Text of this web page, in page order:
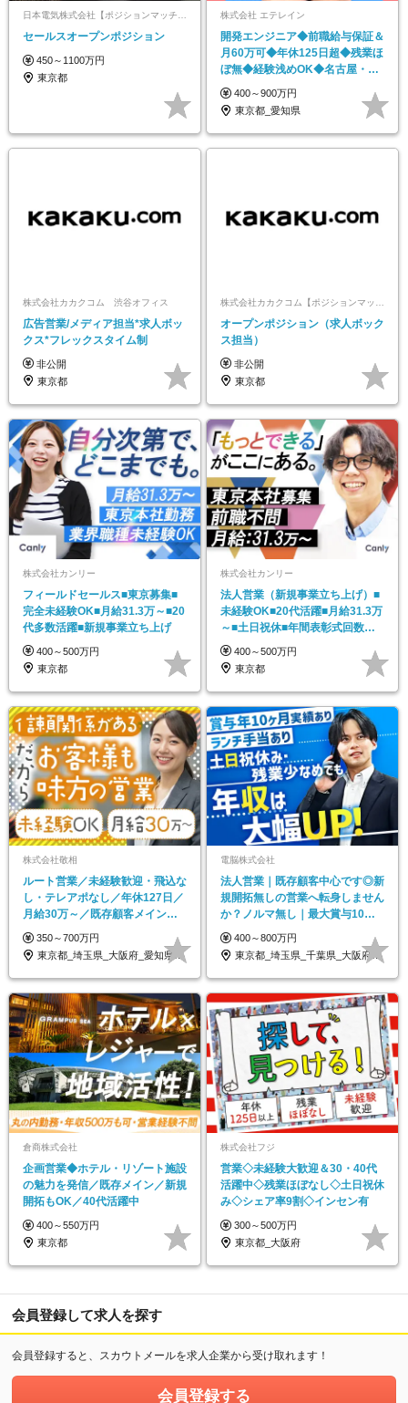
セールスオープンポジション
450～1100万円
東京都
株式会社 エテレイン
開発エンジニア◆前職給与保証＆
月60万可◆年休125日超◆残業ほ
ぼ無◆経験浅めOK◆名古屋・東
京勤務
400～900万円
東京都_愛知県
株式会社カカクコム 渋谷オフィス
広告営業/メディア担当*求人ボッ
クス*フレックスタイム制
非公開
東京都
オープンポジション（求人ボック
ス担当）
非公開
東京都
株式会社カンリー
フィールドセールス■東京募集■
完全未経験OK■月給31.3万～■20
代多数活躍■新規事業立ち上げ
400～500万円
東京都
株式会社カンリー
法人営業（新規事業立ち上げ）■
未経験OK■20代活躍■月給31.3万
～■土日祝休■年間表彰式回数約
50回
400～500万円
東京都
株式会社敬相
ルート営業／未経験歓迎・飛込な
し・テレアポなし／年休127日／
月給30万～／既存顧客メイン／
20～30代活躍中
350～700万円
東京都_埼玉県_大阪府_愛知県_北海道_…
電脳株式会社
法人営業｜既存顧客中心です◎新
規開拓無しの営業へ転身しません
か？ノルマ無し｜最大賞与10ヶ
月分の実績あり
400～800万円
東京都_埼玉県_千葉県_大阪府_宮城県_…
倉商株式会社
企画営業◆ホテル・リゾート施設
の魅力を発信／既存メイン／新規
開拓もOK／40代活躍中
400～550万円
東京都
株式会社フジ
営業◇未経験大歓迎＆30・40代
活躍中◇残業ほぼなし◇土日祝休
み◇シェア率9割◇インセン有
300～500万円
東京都_大阪府
会員登録して求人を探す
会員登録すると、スカウトメールを求人企業から受け取れます！
会員登録する